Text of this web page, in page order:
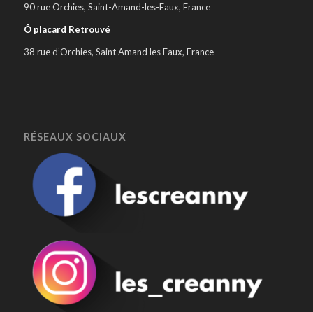
90 rue Orchies, Saint-Amand-les-Eaux, France
Ô placard Retrouvé
38 rue d’Orchies, Saint Amand les Eaux, France
RÉSEAUX SOCIAUX